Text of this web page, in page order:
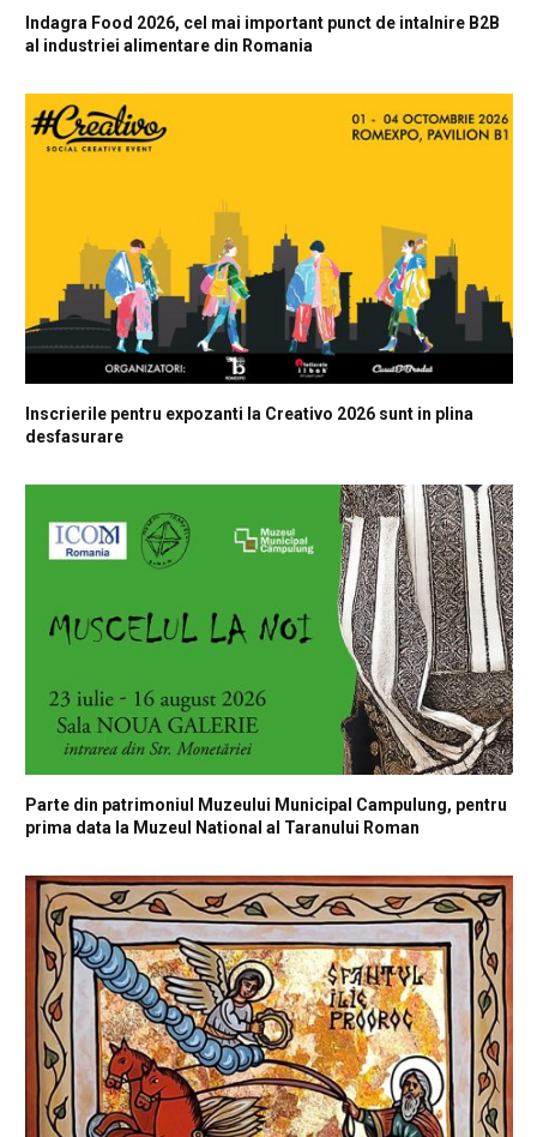
Indagra Food 2026, cel mai important punct de intalnire B2B
al industriei alimentare din Romania
Inscrierile pentru expozanti la Creativo 2026 sunt in plina
desfasurare
Parte din patrimoniul Muzeului Municipal Campulung, pentru
prima data la Muzeul National al Taranului Roman